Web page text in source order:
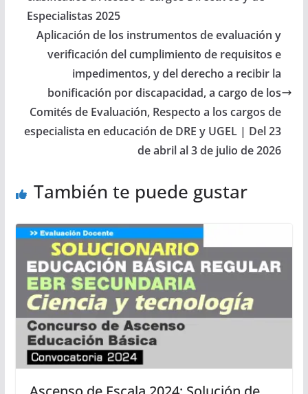
Especialistas 2025
Aplicación de los instrumentos de evaluación y
verificación del cumplimiento de requisitos e
impedimentos, y del derecho a recibir la
bonificación por discapacidad, a cargo de los
Comités de Evaluación, Respecto a los cargos de
especialista en educación de DRE y UGEL | Del 23
de abril al 3 de julio de 2026
También te puede gustar